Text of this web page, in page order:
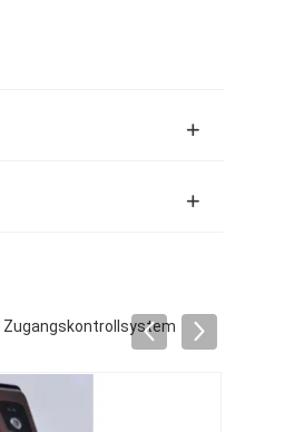
Zugangskontrollsystem